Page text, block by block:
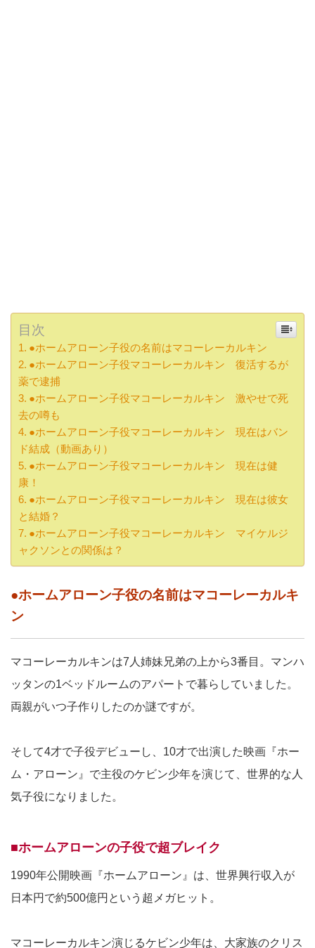
目次
●ホームアローン子役の名前はマコーレーカルキン
●ホームアローン子役マコーレーカルキン 復活するが
薬で逮捕
●ホームアローン子役マコーレーカルキン 激やせで死
去の噂も
●ホームアローン子役マコーレーカルキン 現在はバン
ド結成（動画あり）
●ホームアローン子役マコーレーカルキン 現在は健
康！
●ホームアローン子役マコーレーカルキン 現在は彼女
と結婚？
●ホームアローン子役マコーレーカルキン マイケルジ
ャクソンとの関係は？
●ホームアローン子役の名前はマコーレーカルキ
ン
マコーレーカルキンは7人姉妹兄弟の上から3番目。マンハ
ッタンの1ベッドルームのアパートで暮らしていました。
両親がいつ子作りしたのか謎ですが。
そして4才で子役デビューし、10才で出演した映画『ホー
ム・アローン』で主役のケビン少年を演じて、世界的な人
気子役になりました。
■ホームアローンの子役で超ブレイク
1990年公開映画『ホームアローン』は、世界興行収入が
日本円で約500億円という超メガヒット。
マコーレーカルキン演じるケビン少年は、大家族のクリス